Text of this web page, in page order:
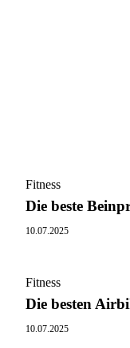
Fitness
Die beste
10.07.2025
Fitness
Die besten
10.07.2025